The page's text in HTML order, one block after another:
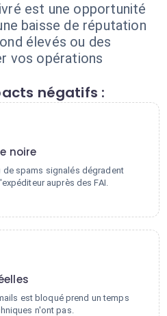
est une opportunité
baisse de réputation
élevés ou des
vos opérations
négatifs :
noire
spams signalés dégradent
auprès des FAI.
est bloqué prend un temps
n'ont pas.